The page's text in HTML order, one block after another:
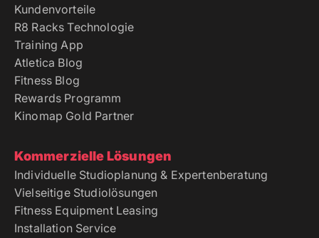
Kundenvorteile
R8 Racks Technologie
Training App
Atletica Blog
Fitness Blog
Rewards Programm
Kinomap Gold Partner
Kommerzielle Lösungen
Individuelle Studioplanung & Expertenberatung
Vielseitige Studiolösungen
Fitness Equipment Leasing
Installation Service